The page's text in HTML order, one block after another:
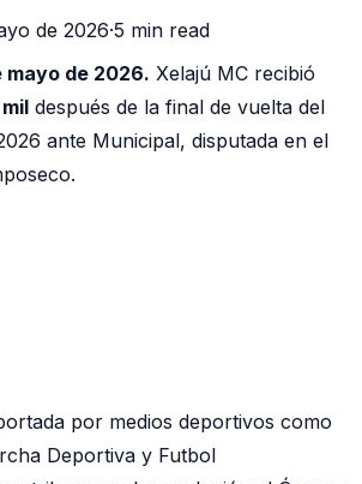
de 2026·5 min read
mayo de 2026. Xelajú MC recibió
después de la final de vuelta del
ante Municipal, disputada en el
por medios deportivos como
Deportiva y Futbol